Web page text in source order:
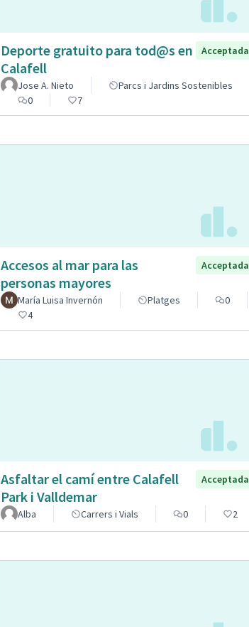
Deporte gratuito para tod@s en
Calafell
Acceptada
Jose A. Nieto
Parcs i Jardins Sostenibles
0
7
Accesos al mar para las
personas mayores
Acceptada
María Luisa Invernón Platges
0
4
Asfaltar el camí entre Calafell
Park i Valldemar
Acceptada
Alba Carrers i Vials 0 2